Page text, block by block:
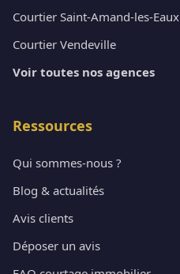
Courtier Saint-Amand-les-Eaux
Courtier Vendeville
Voir toutes nos agences
Ressources
Qui sommes-nous ?
Blog & actualités
Avis clients
Déposer un avis